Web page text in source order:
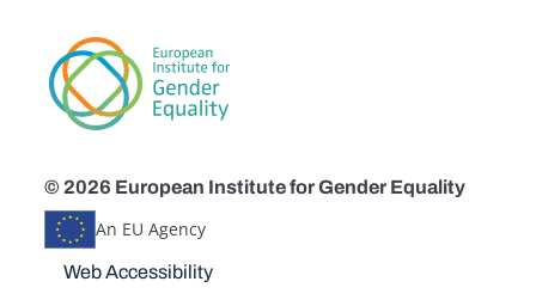
© 2026 European Institute for Gender Equality
An EU Agency
Disclaimers
Web Accessibility